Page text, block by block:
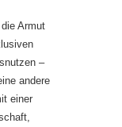
Armut
–
andere
einer